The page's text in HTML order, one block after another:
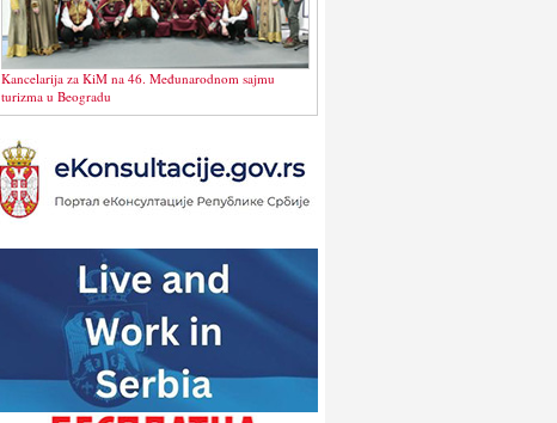
Kancelarija za KiM na 46. Međunarodnom sajmu
turizma u Beogradu